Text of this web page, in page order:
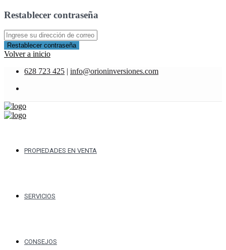
Restablecer contraseña
Restablecer contraseña
Volver a inicio
628 723 425 | info@orioninversiones.com
PROPIEDADES EN VENTA
SERVICIOS
CONSEJOS